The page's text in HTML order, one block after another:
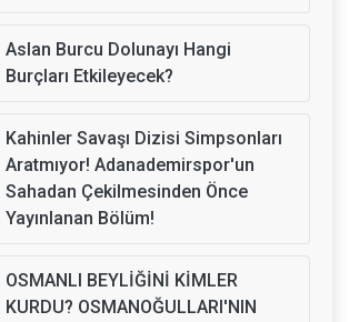
Aslan Burcu Dolunayı Hangi
Burçları Etkileyecek?
Kahinler Savaşı Dizisi Simpsonları
Aratmıyor! Adanademirspor'un
Sahadan Çekilmesinden Önce
Yayınlanan Bölüm!
OSMANLI BEYLİĞİNİ KİMLER
KURDU? OSMANOĞULLARI'NIN